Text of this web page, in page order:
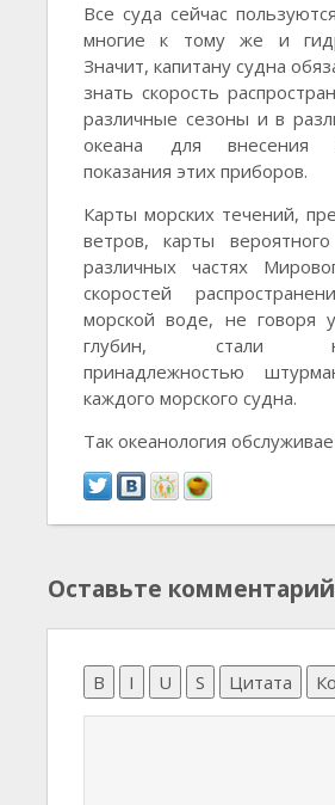
Все суда сейчас
многие к тому же и
Значит, капитану судна
знать скорость
различные сезоны и в
океана для внесения
показания этих приборов.
Карты морских течений,
ветров, карты
различных частях
скоростей
морской воде, не говоря
глубин, стали
принадлежностью
каждого морского судна.
Так океанология
Оставьте
B I U S Цитата